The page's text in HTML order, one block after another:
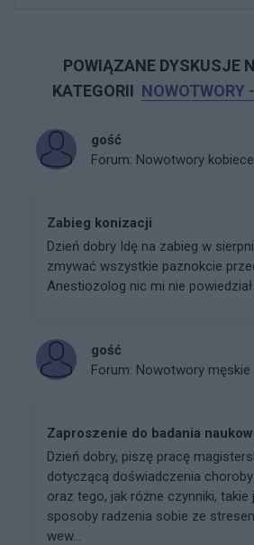
POWIĄZANE DYSKUSJE
KATEGORII NOWOTWORY
gość
Forum: Nowotwory kobiece
Zabieg konizacji
Dzień dobry Idę na zabieg w
zmywać wszystkie paznokcie
Anestiozolog nic mi nie
gość
Forum: Nowotwory męskie
Zaproszenie do badania
Dzień dobry, piszę pracę
dotyczącą doświadczenia
oraz tego, jak różne czynniki, takie
sposoby radzenia sobie ze
wew...